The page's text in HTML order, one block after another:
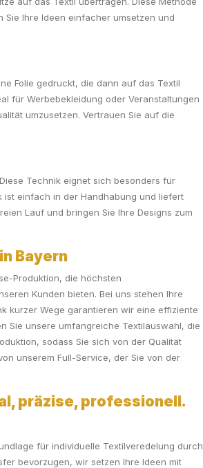
Ihre Ideen einfacher umsetzen und
Folie gedruckt, die dann auf das Textil
für Werbebekleidung oder Veranstaltungen
umzusetzen. Vertrauen Sie auf die
Technik eignet sich besonders für
ist einfach in der Handhabung und liefert
Lauf und bringen Sie Ihre Designs zum
Bayern
Produktion, die höchsten
Kunden bieten. Bei uns stehen Ihre
kurzer Wege garantieren wir eine effiziente
Sie unsere umfangreiche Textilauswahl, die
sodass Sie sich von der Qualität
unserem Full-Service, der Sie von der
präzise, professionell.
für individuelle Textilveredelung durch
bevorzugen, wir setzen Ihre Ideen mit